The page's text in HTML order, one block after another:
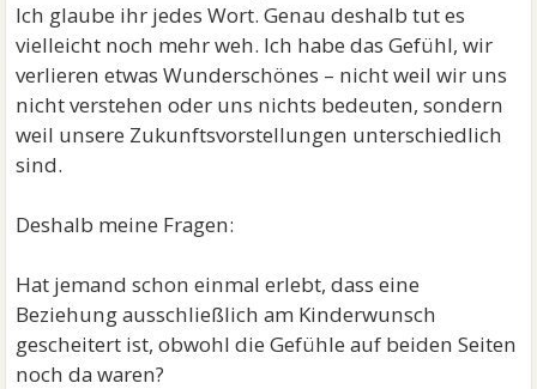
Ich glaube ihr jedes Wort. Genau deshalb tut es
vielleicht noch mehr weh. Ich habe das Gefühl, wir
verlieren etwas Wunderschönes – nicht weil wir uns
nicht verstehen oder uns nichts bedeuten, sondern
weil unsere Zukunftsvorstellungen unterschiedlich
sind.
Deshalb meine Fragen:
Hat jemand schon einmal erlebt, dass eine
Beziehung ausschließlich am Kinderwunsch
gescheitert ist, obwohl die Gefühle auf beiden Seiten
noch da waren?